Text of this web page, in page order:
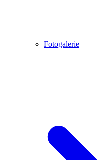
Fotogalerie